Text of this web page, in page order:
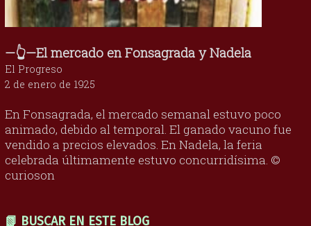
—👆—El mercado en Fonsagrada y Nadela
El Progreso
2 de enero de 1925
En Fonsagrada, el mercado semanal estuvo poco
animado, debido al temporal. El ganado vacuno fue
vendido a precios elevados. En Nadela, la feria
celebrada últimamente estuvo concurridísima. ©
curioson
📗 BUSCAR EN ESTE BLOG